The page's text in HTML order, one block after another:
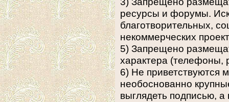
ресурсы и форумы.
благотворительных,
некоммерческих
5) Запрещено
характера (телефоны,
6) Не приветствуются
необоснованно
выглядеть подписью, а